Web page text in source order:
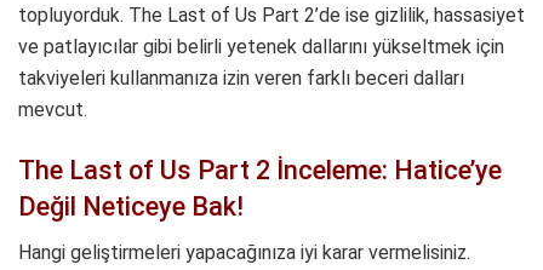
topluyorduk. The Last of Us Part 2’de ise gizlilik, hassasiyet
ve patlayıcılar gibi belirli yetenek dallarını yükseltmek için
takviyeleri kullanmanıza izin veren farklı beceri dalları
mevcut.
The Last of Us Part 2 İnceleme: Hatice’ye
Değil Neticeye Bak!
Hangi geliştirmeleri yapacağınıza iyi karar vermelisiniz.